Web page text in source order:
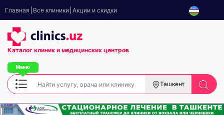
Главная Все клиники Акции и скидки
Каталог клиник и медицинских центров
Ташкент